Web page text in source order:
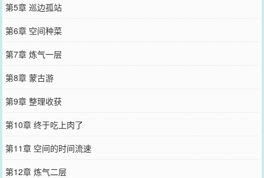
第5章 巡边孤站
第6章 空间种菜
第7章 炼气一层
第8章 蒙古游
第9章 整理收获
第10章 终于吃上肉了
第11章 空间的时间流速
第12章 炼气二层